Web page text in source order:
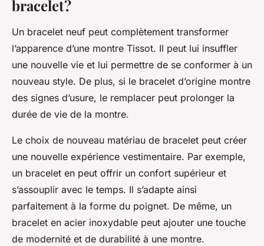
bracelet ?
Un bracelet neuf peut complètement transformer
l’apparence d’une montre Tissot. Il peut lui insuffler
une nouvelle vie et lui permettre de se conformer à un
nouveau style. De plus, si le bracelet d’origine montre
des signes d’usure, le remplacer peut prolonger la
durée de vie de la montre.
Le choix de nouveau matériau de bracelet peut créer
une nouvelle expérience vestimentaire. Par exemple,
un bracelet en peut offrir un confort supérieur et
s’assouplir avec le temps. Il s’adapte ainsi
parfaitement à la forme du poignet. De même, un
bracelet en acier inoxydable peut ajouter une touche
de modernité et de durabilité à une montre.